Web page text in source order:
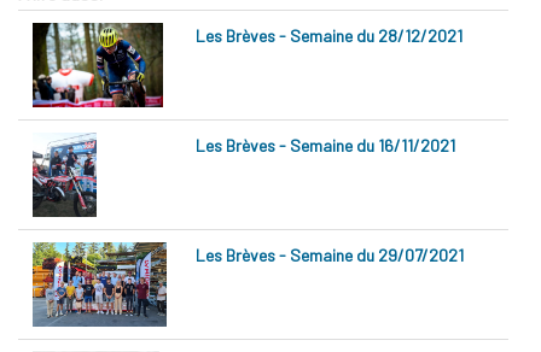
Les Brèves - Semaine du 28/12/2021
Les Brèves - Semaine du 16/11/2021
Les Brèves - Semaine du 29/07/2021